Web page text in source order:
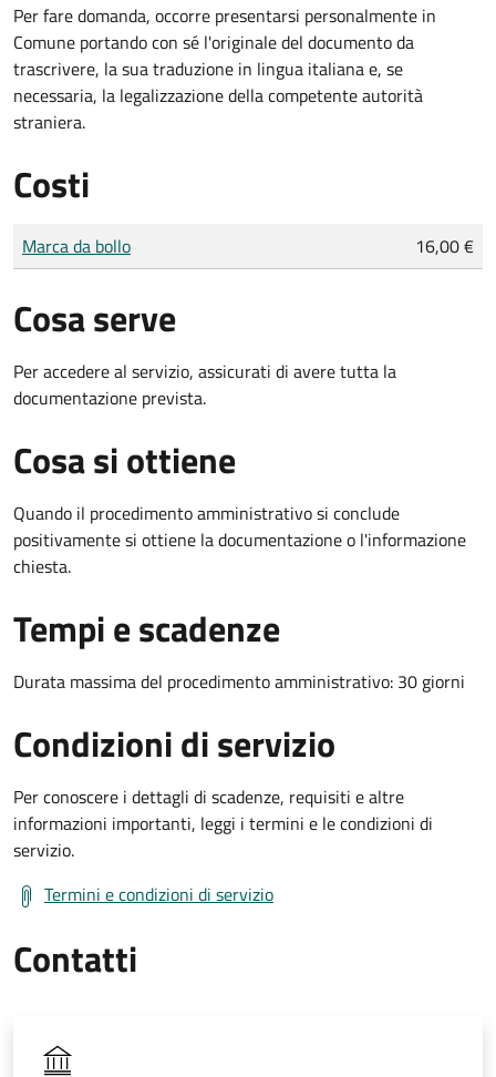
Per fare domanda, occorre presentarsi personalmente in
Comune portando con sé l'originale del documento da
trascrivere, la sua traduzione in lingua italiana e, se
necessaria, la legalizzazione della competente autorità
straniera.
Costi
Tipo di pagamento
Importo
Marca da bollo 16,00 €
Cosa serve
Per accedere al servizio, assicurati di avere tutta la
documentazione prevista.
Cosa si ottiene
Quando il procedimento amministrativo si conclude
positivamente si ottiene la documentazione o l'informazione
chiesta.
Tempi e scadenze
Durata massima del procedimento amministrativo: 30 giorni
Condizioni di servizio
Per conoscere i dettagli di scadenze, requisiti e altre
informazioni importanti, leggi i termini e le condizioni di
servizio.
Termini e condizioni di servizio
Contatti